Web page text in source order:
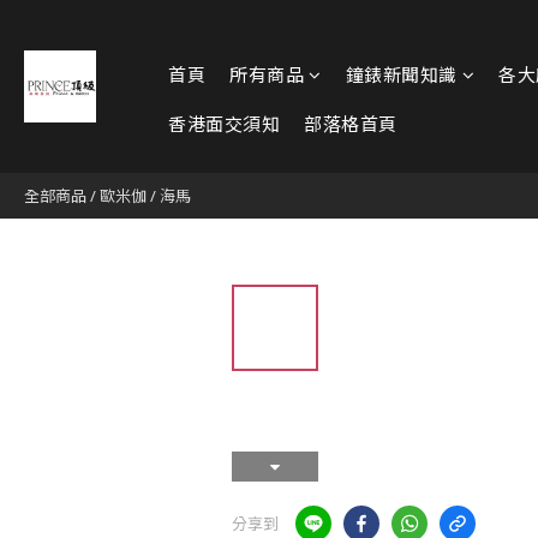
首頁 所有商品 鐘錶新聞知識 各
香港面交須知 部落格首頁
全部商品/歐米伽/海馬
分享到